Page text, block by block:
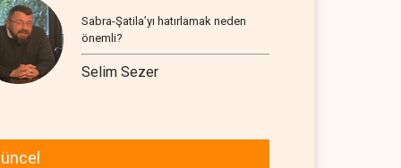
Sabra-Şatila’yı hatırlamak neden
önemli?
Selim Sezer